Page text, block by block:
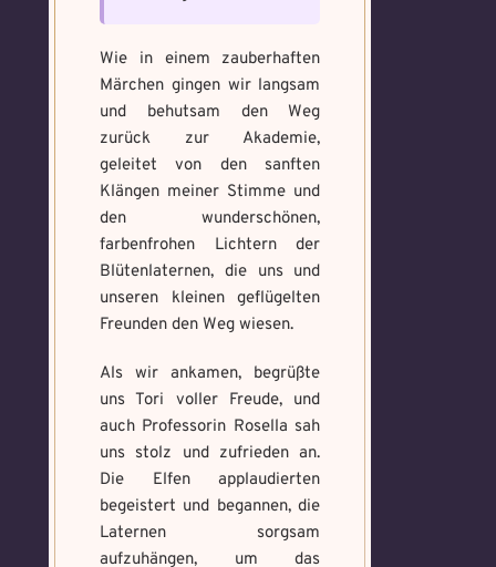
Wie in einem zauberhaften
Märchen gingen wir langsam
und behutsam den Weg
zurück zur Akademie,
geleitet von den sanften
Klängen meiner Stimme und
den wunderschönen,
farbenfrohen Lichtern der
Blütenlaternen, die uns und
unseren kleinen geflügelten
Freunden den Weg wiesen.
Als wir ankamen, begrüßte
uns Tori voller Freude, und
auch Professorin Rosella sah
uns stolz und zufrieden an.
Die Elfen applaudierten
begeistert und begannen, die
Laternen sorgsam
aufzuhängen, um das